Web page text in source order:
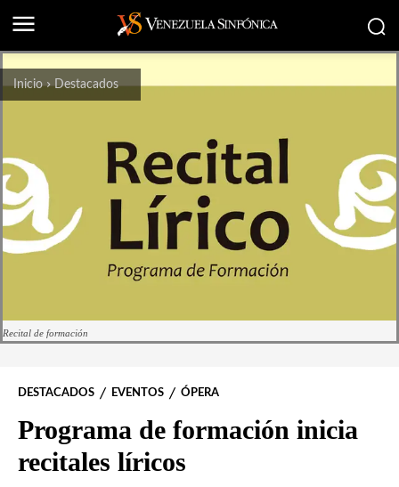
Inicio Destacados
Recital de formación
DESTACADOS EVENTOS ÓPERA
Programa de formación inicia
recitales líricos